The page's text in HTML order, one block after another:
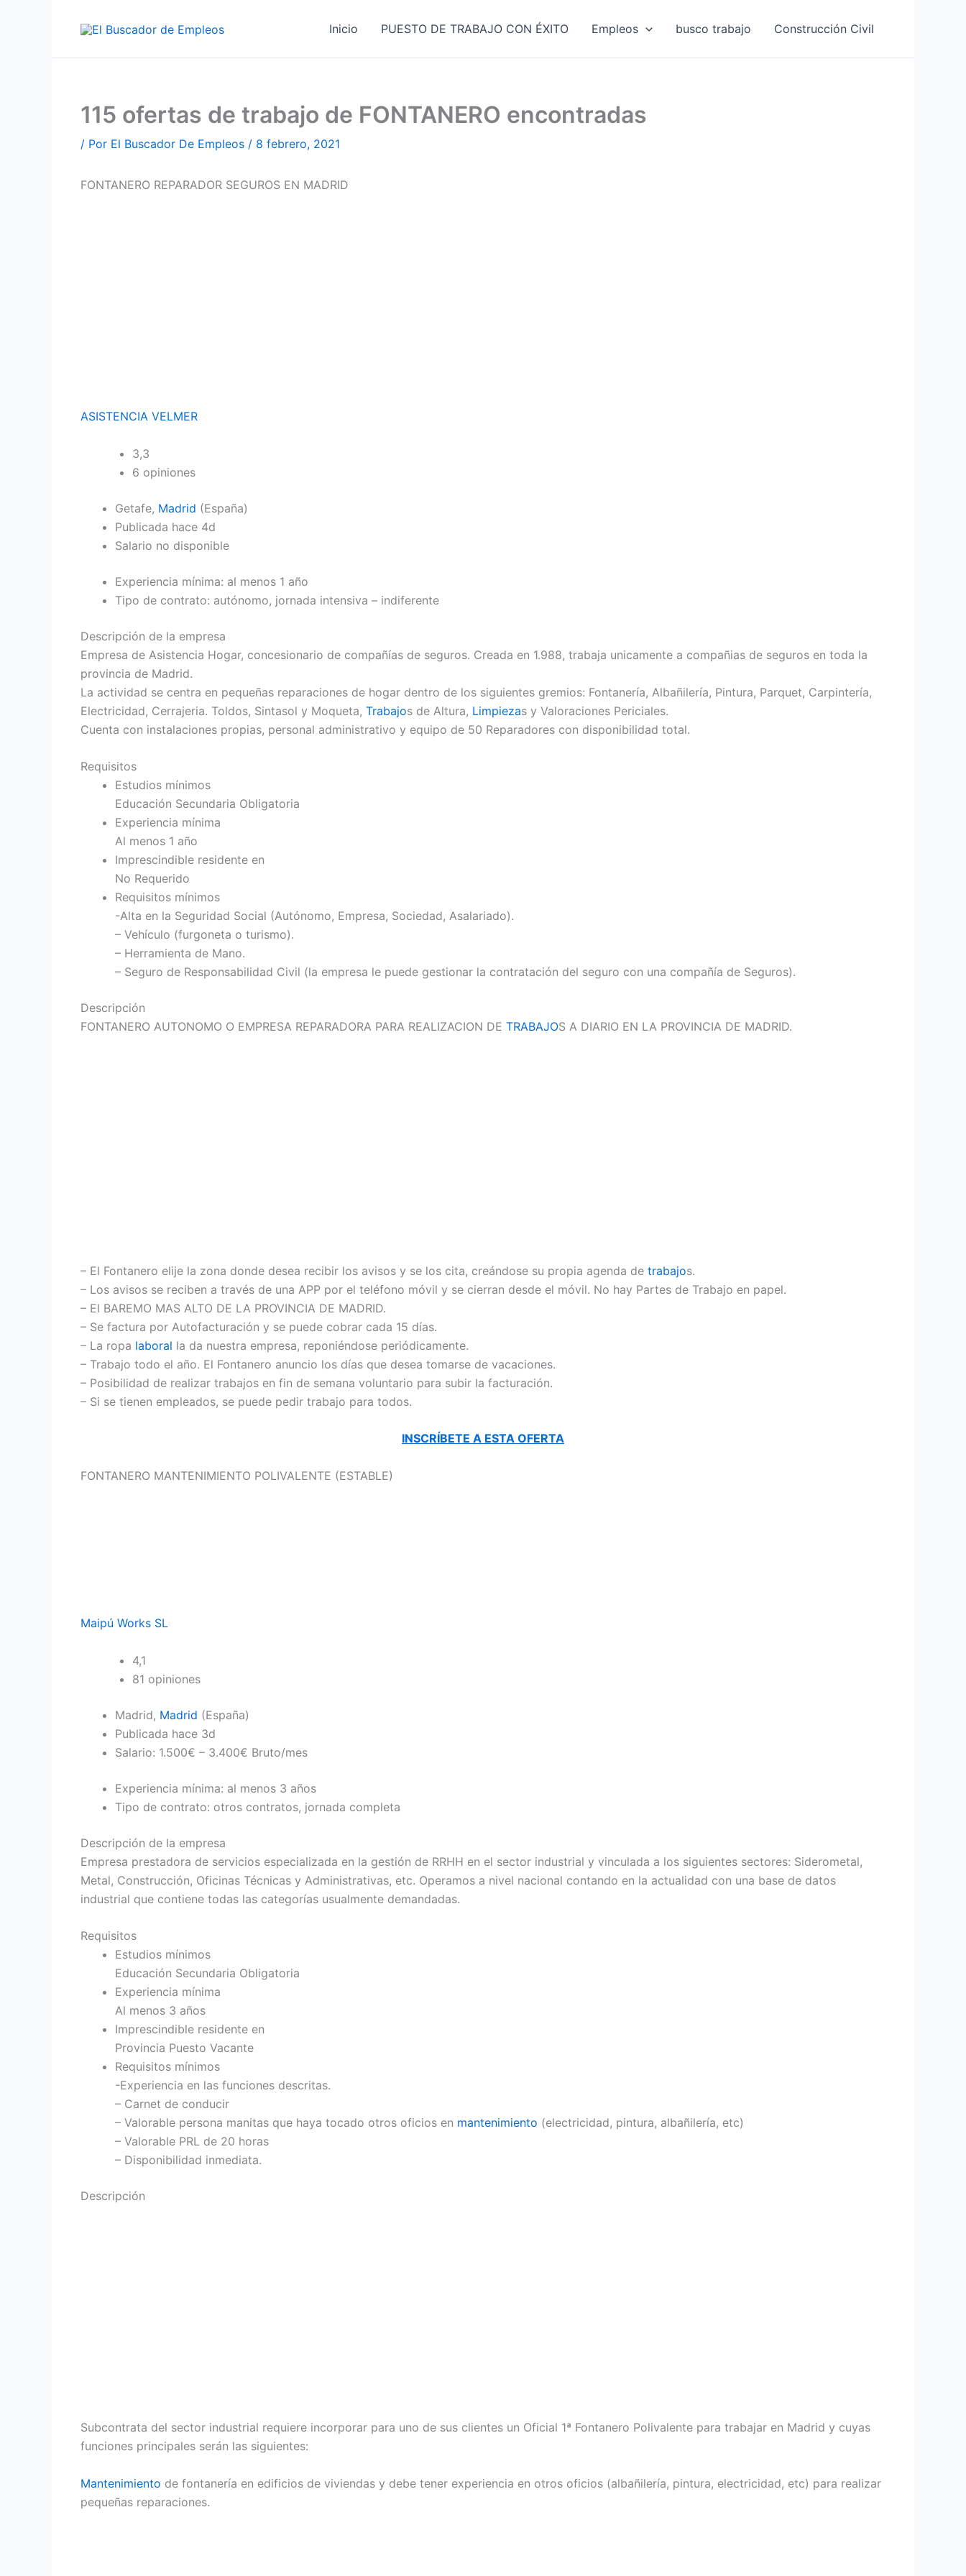
Inicio PUESTO DE TRABAJO CON ÉXITO Empleos busco trabajo Construcción Civil
115 ofertas de trabajo de FONTANERO encontradas
/ Por El Buscador De Empleos / 8 febrero, 2021
FONTANERO REPARADOR SEGUROS EN MADRID
ASISTENCIA VELMER
3,3
6 opiniones
Getafe, Madrid (España)
Publicada hace 4d
Salario no disponible
Experiencia mínima: al menos 1 año
Tipo de contrato: autónomo, jornada intensiva – indiferente
Descripción de la empresa
Empresa de Asistencia Hogar, concesionario de compañías de seguros. Creada en 1.988, trabaja unicamente a compañias de seguros en toda la
provincia de Madrid.
La actividad se centra en pequeñas reparaciones de hogar dentro de los siguientes gremios: Fontanería, Albañilería, Pintura, Parquet, Carpintería,
Electricidad, Cerrajeria. Toldos, Sintasol y Moqueta, Trabajos de Altura, Limpiezas y Valoraciones Periciales.
Cuenta con instalaciones propias, personal administrativo y equipo de 50 Reparadores con disponibilidad total.
Requisitos
Estudios mínimos
Educación Secundaria Obligatoria
Experiencia mínima
Al menos 1 año
Imprescindible residente en
No Requerido
Requisitos mínimos
-Alta en la Seguridad Social (Autónomo, Empresa, Sociedad, Asalariado).
– Vehículo (furgoneta o turismo).
– Herramienta de Mano.
– Seguro de Responsabilidad Civil (la empresa le puede gestionar la contratación del seguro con una compañía de Seguros).
Descripción
FONTANERO AUTONOMO O EMPRESA REPARADORA PARA REALIZACION DE TRABAJOS A DIARIO EN LA PROVINCIA DE MADRID.
– El Fontanero elije la zona donde desea recibir los avisos y se los cita, creándose su propia agenda de trabajos.
– Los avisos se reciben a través de una APP por el teléfono móvil y se cierran desde el móvil. No hay Partes de Trabajo en papel.
– El BAREMO MAS ALTO DE LA PROVINCIA DE MADRID.
– Se factura por Autofacturación y se puede cobrar cada 15 días.
– La ropa laboral la da nuestra empresa, reponiéndose periódicamente.
– Trabajo todo el año. El Fontanero anuncio los días que desea tomarse de vacaciones.
– Posibilidad de realizar trabajos en fin de semana voluntario para subir la facturación.
– Si se tienen empleados, se puede pedir trabajo para todos.
INSCRÍBETE A ESTA OFERTA
FONTANERO MANTENIMIENTO POLIVALENTE (ESTABLE)
Maipú Works SL
4,1
81 opiniones
Madrid, Madrid (España)
Publicada hace 3d
Salario: 1.500€ – 3.400€ Bruto/mes
Experiencia mínima: al menos 3 años
Tipo de contrato: otros contratos, jornada completa
Descripción de la empresa
Empresa prestadora de servicios especializada en la gestión de RRHH en el sector industrial y vinculada a los siguientes sectores: Siderometal,
Metal, Construcción, Oficinas Técnicas y Administrativas, etc. Operamos a nivel nacional contando en la actualidad con una base de datos
industrial que contiene todas las categorías usualmente demandadas.
Requisitos
Estudios mínimos
Educación Secundaria Obligatoria
Experiencia mínima
Al menos 3 años
Imprescindible residente en
Provincia Puesto Vacante
Requisitos mínimos
-Experiencia en las funciones descritas.
– Carnet de conducir
– Valorable persona manitas que haya tocado otros oficios en mantenimiento (electricidad, pintura, albañilería, etc)
– Valorable PRL de 20 horas
– Disponibilidad inmediata.
Descripción
Subcontrata del sector industrial requiere incorporar para uno de sus clientes un Oficial 1ª Fontanero Polivalente para trabajar en Madrid y cuyas
funciones principales serán las siguientes:
Mantenimiento de fontanería en edificios de viviendas y debe tener experiencia en otros oficios (albañilería, pintura, electricidad, etc) para realizar
pequeñas reparaciones.